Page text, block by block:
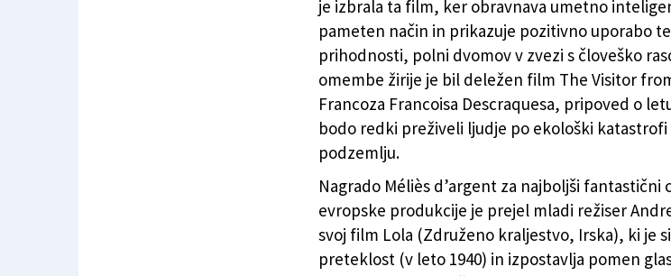
je izbrala ta film, ker obravnava umetno
pameten način in prikazuje pozitivno uporabo
prihodnosti, polni dvomov v zvezi s človeško
omembe žirije je bil deležen film The Visitor
Francoza Francoisa Descraquesa, pripoved o
bodo redki preživeli ljudje po ekološki katastrofi
podzemlju.
Nagrado Méliès d’argent za najboljši fantastični
evropske produkcije je prejel mladi režiser
svoj film Lola (Združeno kraljestvo, Irska), ki je
preteklost (v leto 1940) in izpostavlja pomen